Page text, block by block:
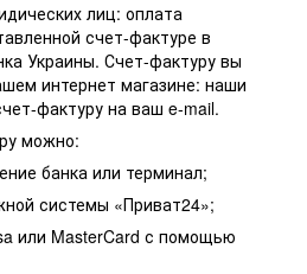
лиц: оплата
счет-фактуре в
Украины. Счет-фактуру вы
интернет магазине: наши
фактуру на ваш e-mail.
можно:
банка или терминал;
системы «Приват24»;
или MasterCard с помощью